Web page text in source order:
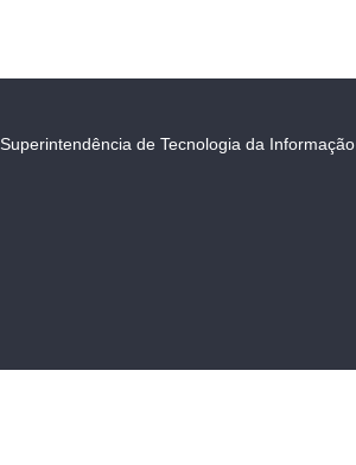
Superintendência de Tecnologia da Informação